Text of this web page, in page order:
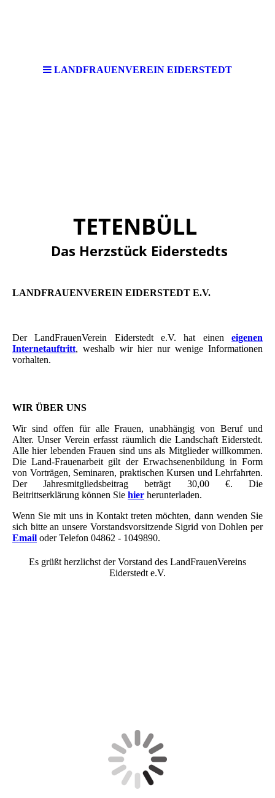
LANDFRAUENVEREIN EIDERSTEDT
TETENBÜLL
Das Herzstück Eiderstedts
LANDFRAUENVEREIN EIDERSTEDT E.V.
Der LandFrauenVerein Eiderstedt e.V. hat einen eigenen
Internetauftritt, weshalb wir hier nur wenige Informationen
vorhalten.
WIR ÜBER UNS
Wir sind offen für alle Frauen, unabhängig von Beruf und
Alter. Unser Verein erfasst räumlich die Landschaft Eiderstedt.
Alle hier lebenden Frauen sind uns als Mitglieder willkommen.
Die Land-Frauenarbeit gilt der Erwachsenenbildung in Form
von Vorträgen, Seminaren, praktischen Kursen und Lehrfahrten.
Der Jahresmitgliedsbeitrag beträgt 30,00 €. Die
Beitrittserklärung können Sie hier herunterladen.
Wenn Sie mit uns in Kontakt treten möchten, dann wenden Sie
sich bitte an unsere Vorstandsvorsitzende Sigrid von Dohlen per
Email oder Telefon 04862 - 1049890.
Es grüßt herzlichst der Vorstand des LandFrauenVereins
Eiderstedt e.V.